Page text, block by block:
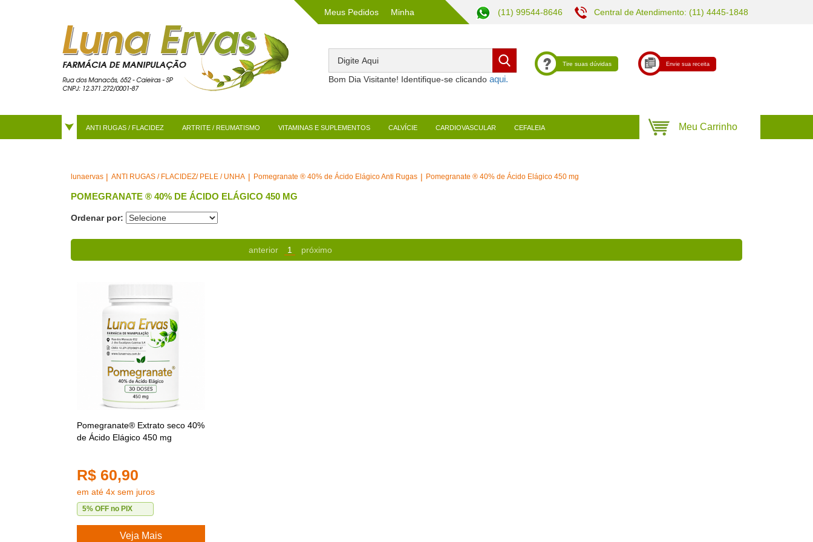
Meus Pedidos Minha (11) 99544-8646 Central de Atendimento: (11) 4445-1848
Bom Dia Visitante! Identifique-se clicando
Tire suas dúvidas Envie sua receita
ANTI RUGAS / FLACIDEZ ARTRITE / REUMATISMO VITAMINAS E SUPLEMENTOS CALVÍCIE CARDIOVASCULAR CEFALEIA
lunaervas ANTI RUGAS / FLACIDEZ/ PELE / UNHA Pomegranate ® 40% de Ácido Elágico Anti Rugas Pomegranate ® 40% de Ácido Elágico 450 mg
POMEGRANATE ® 40% DE ÁCIDO ELÁGICO 450 MG
Ordenar por:
anterior 1 próximo
Pomegranate® Extrato seco 40%
de Ácido Elágico 450 mg
R$ 60,90
em até 4x sem juros
5% OFF no PIX
Veja Mais